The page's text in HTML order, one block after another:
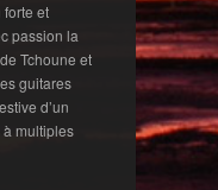
forte et
passion la
Tchoune et
guitares
d’un
multiples